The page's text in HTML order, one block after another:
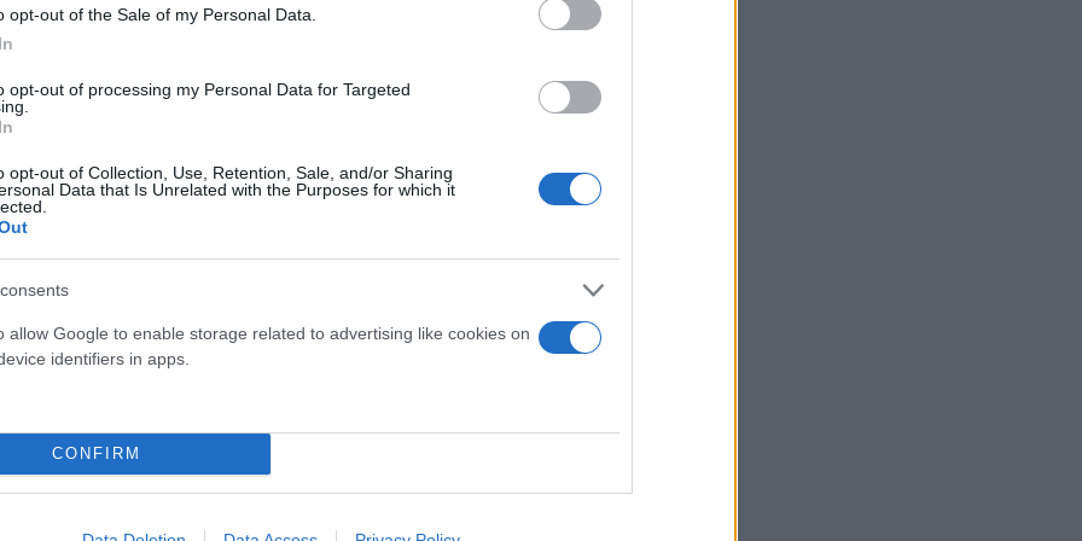
opt-out of the Sale of my Personal Data.
opt-out of processing my Personal Data for Targeted
opt-out of Collection, Use, Retention, Sale, and/or Sharing
Data that Is Unrelated with the Purposes for which it
allow Google to enable storage related to advertising like cookies on
identifiers in apps.
CONFIRM
τάξεις των φίλων του Άρη, με την επίσημη σελίδα της
της συμφωνίας!
τον Βασίλη Σπανούλη για τα επόμενα τρία χρόνια.